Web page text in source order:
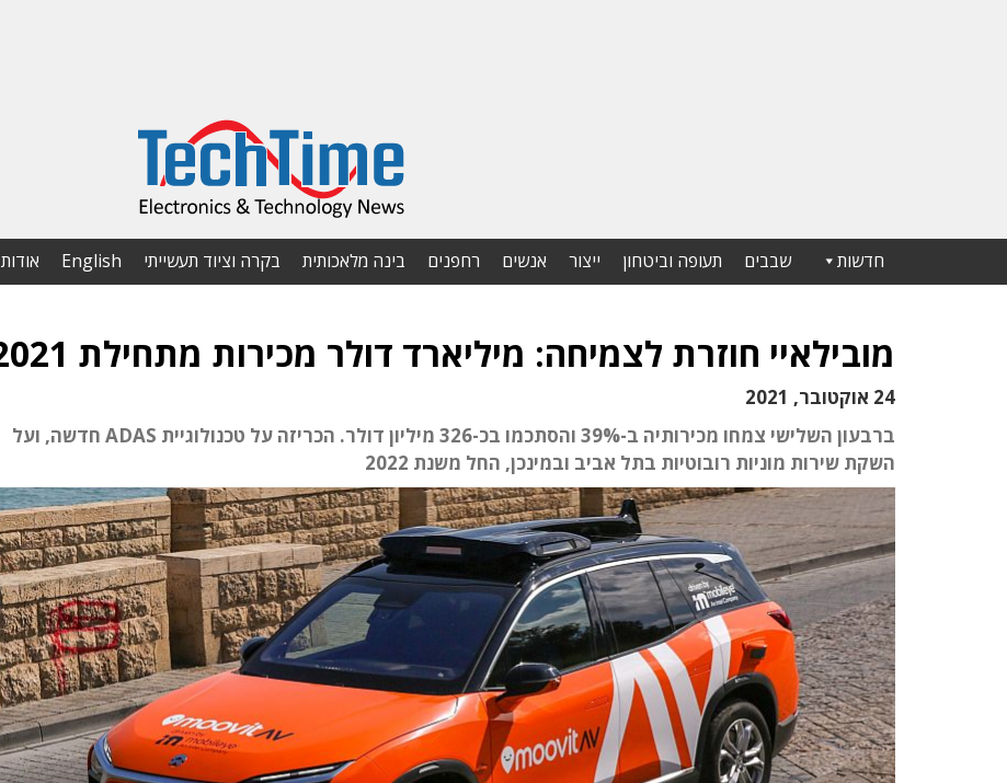
חדשות שבבים תעופה וביטחון ייצור אנשים רחפנים בינה מלאכותית בקרה וציוד תעשייתי English אודות
מובילאיי חוזרת לצמיחה: מיליארד דולר מכירות מתחילת 2021
24 אוקטובר, 2021
ברבעון השלישי צמחו מכירותיה ב-39% והסתכמו בכ-326 מיליון דולר. הכריזה על טכנולוגיית ADAS חדשה, ועל
השקת שירות מוניות רובוטיות בתל אביב ובמינכן, החל משנת 2022